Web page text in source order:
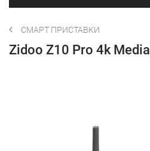
СМАРТ ПРИСТАВКИ
Zidoo Z10 Pro 4k